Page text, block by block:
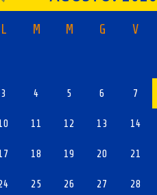
L M M G V
3 4 5 6 7
11 12 13 14
18 19 20 21
25 26 27 28